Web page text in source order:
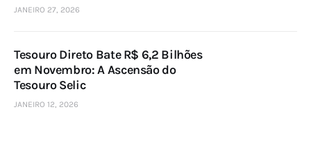
JANEIRO 27, 2026
Tesouro Direto Bate R$ 6,2 Bilhões
em Novembro: A Ascensão do
Tesouro Selic
JANEIRO 12, 2026